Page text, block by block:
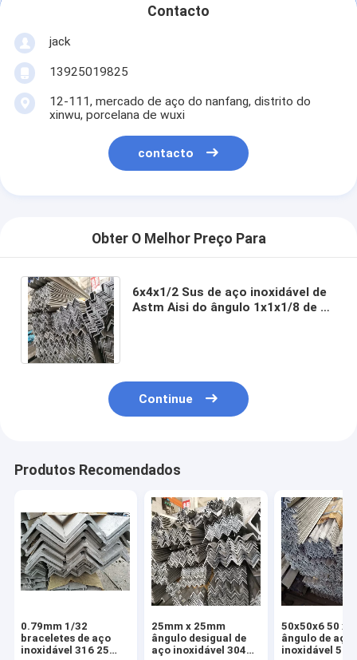
Contacto
jack
13925019825
12-111, mercado de aço do nanfang, distrito do
xinwu, porcelana de wuxi
contacto
Obter O Melhor Preço Para
6x4x1/2 Sus de aço inoxidável de
Astm Aisi do ângulo 1x1x1/8 de 70
Continue
Produtos Recomendados
0.79mm 1/32
braceletes de aço
inoxidável 316 25
25mm x 25mm
ângulo desigual de
aço inoxidável 304
50x50x6 50 x
ângulo de aço
inoxidável